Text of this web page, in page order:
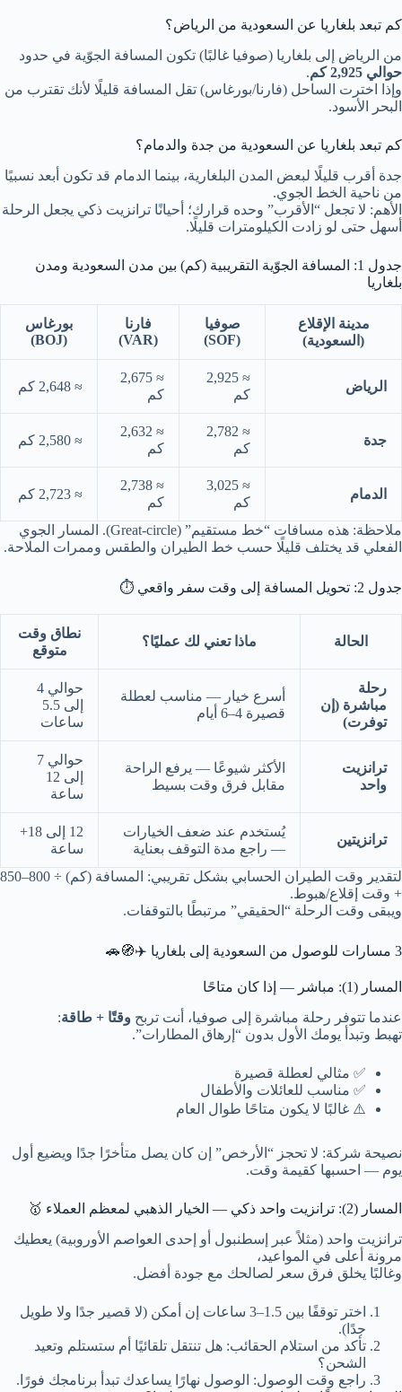
كم تبعد بلغاريا عن السعودية من الرياض؟
من الرياض إلى بلغاريا (صوفيا غالبًا) تكون المسافة الجوّية في حدود
حوالي 2,925 كم
.
وإذا اخترت الساحل (فارنا/بورغاس) تقل المسافة قليلًا لأنك تقترب من
البحر الأسود.
كم تبعد بلغاريا عن السعودية من جدة والدمام؟
جدة أقرب قليلًا لبعض المدن البلغارية، بينما الدمام قد تكون أبعد نسبيًا
من ناحية الخط الجوي.
الأهم: لا تجعل “الأقرب” وحده قرارك؛ أحيانًا ترانزيت ذكي يجعل الرحلة
أسهل حتى لو زادت الكيلومترات قليلًا.
جدول 1: المسافة الجوّية التقريبية (كم) بين مدن السعودية ومدن
بلغاريا
مدينة الإقلاع
(السعودية)
صوفيا
(SOF)
فارنا
(VAR)
بورغاس
(BOJ)
الرياض
≈ 2,925
كم
≈ 2,675
كم
≈ 2,648 كم
جدة
≈ 2,782
كم
≈ 2,632
كم
≈ 2,580 كم
الدمام
≈ 3,025
كم
≈ 2,738
كم
≈ 2,723 كم
ملاحظة: هذه مسافات “خط مستقيم” (Great-circle). المسار الجوي
الفعلي قد يختلف قليلًا حسب خط الطيران والطقس وممرات الملاحة.
جدول 2: تحويل المسافة إلى وقت سفر واقعي ⏱️
الحالة ماذا تعني لك عمليًا؟
نطاق وقت
متوقع
رحلة
مباشرة (إن
توفرت)
أسرع خيار — مناسب لعطلة
قصيرة 4–6 أيام
حوالي 4
إلى 5.5
ساعات
ترانزيت
واحد
الأكثر شيوعًا — يرفع الراحة
مقابل فرق وقت بسيط
حوالي 7
إلى 12
ساعة
ترانزيتين
يُستخدم عند ضعف الخيارات
— راجع مدة التوقف بعناية
12 إلى 18+
ساعة
لتقدير وقت الطيران الحسابي بشكل تقريبي: المسافة (كم) ÷ 800–850
+ وقت إقلاع/هبوط.
ويبقى وقت الرحلة “الحقيقي” مرتبطًا بالتوقفات.
3 مسارات للوصول من السعودية إلى بلغاريا ✈️🧭🚗
المسار (1): مباشر — إذا كان متاحًا
عندما تتوفر رحلة مباشرة إلى صوفيا، أنت تربح وقتًا + طاقة:
تهبط وتبدأ يومك الأول بدون “إرهاق المطارات”.
✅ مثالي لعطلة قصيرة
✅ مناسب للعائلات والأطفال
⚠️ غالبًا لا يكون متاحًا طوال العام
نصيحة شركة: لا تحجز “الأرخص” إن كان يصل متأخرًا جدًا ويضيع أول
يوم — احسبها كقيمة وقت.
المسار (2): ترانزيت واحد ذكي — الخيار الذهبي لمعظم العملاء 🥇
ترانزيت واحد (مثلاً عبر إسطنبول أو إحدى العواصم الأوروبية) يعطيك
مرونة أعلى في المواعيد،
وغالبًا يخلق فرق سعر لصالحك مع جودة أفضل.
اختر توقفًا بين 1.5–3 ساعات إن أمكن (لا قصير جدًا ولا طويل
جدًا).
تأكد من استلام الحقائب: هل تنتقل تلقائيًا أم ستستلم وتعيد
الشحن؟
راجع وقت الوصول: الوصول نهارًا يساعدك تبدأ برنامجك فورًا.